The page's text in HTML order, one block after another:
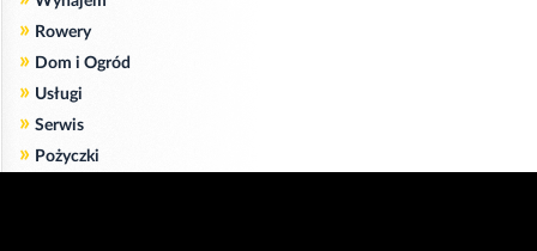
» Rowery
» Dom i Ogród
» Usługi
» Serwis
» Pożyczki